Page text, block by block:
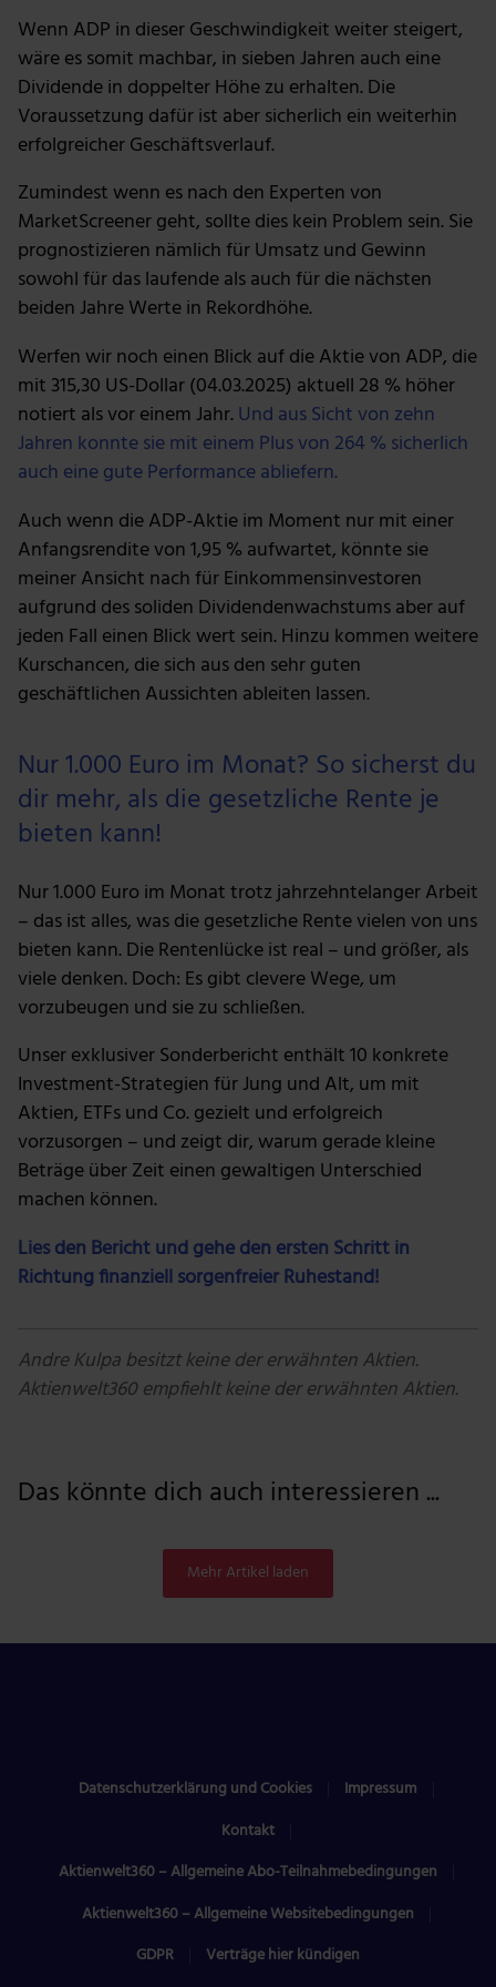
Wenn ADP in dieser Geschwindigkeit weiter steigert,
wäre es somit machbar, in sieben Jahren auch eine
Dividende in doppelter Höhe zu erhalten. Die
Voraussetzung dafür ist aber sicherlich ein weiterhin
erfolgreicher Geschäftsverlauf.
Zumindest wenn es nach den Experten von
MarketScreener geht, sollte dies kein Problem sein. Sie
prognostizieren nämlich für Umsatz und Gewinn
sowohl für das laufende als auch für die nächsten
beiden Jahre Werte in Rekordhöhe.
Werfen wir noch einen Blick auf die Aktie von ADP, die
mit 315,30 US-Dollar (04.03.2025) aktuell 28 % höher
notiert als vor einem Jahr.Und aus Sicht von zehn
Jahren konnte sie mit einem Plus von 264 % sicherlich
auch eine gute Performance abliefern.
Auch wenn die ADP-Aktie im Moment nur mit einer
Anfangsrendite von 1,95 % aufwartet, könnte sie
meiner Ansicht nach für Einkommensinvestoren
aufgrund des soliden Dividendenwachstums aber auf
jeden Fall einen Blick wert sein. Hinzu kommen weitere
Kurschancen, die sich aus den sehr guten
geschäftlichen Aussichten ableiten lassen.
Nur 1.000 Euro im Monat? So sicherst du
dir mehr, als die gesetzliche Rente je
bieten kann!
Nur 1.000 Euro im Monat trotz jahrzehntelanger Arbeit
– das ist alles, was die gesetzliche Rente vielen von uns
bieten kann. Die Rentenlücke ist real – und größer, als
viele denken. Doch: Es gibt clevere Wege, um
vorzubeugen und sie zu schließen.
Unser exklusiver Sonderbericht enthält 10 konkrete
Investment-Strategien für Jung und Alt, um mit
Aktien, ETFs und Co. gezielt und erfolgreich
vorzusorgen – und zeigt dir, warum gerade kleine
Beträge über Zeit einen gewaltigen Unterschied
machen können.
Lies den Bericht und gehe den ersten Schritt in
Richtung finanziell sorgenfreier Ruhestand!
Andre Kulpa besitzt keine der erwähnten Aktien.
Aktienwelt360 empfiehlt keine der erwähnten Aktien.
Das könnte dich auch interessieren ...
Mehr Artikel laden
Datenschutzerklärung und Cookies
Impressum
Kontakt
Aktienwelt360 – Allgemeine Abo-Teilnahmebedingungen
Aktienwelt360 – Allgemeine Websitebedingungen
GDPR
Verträge hier kündigen